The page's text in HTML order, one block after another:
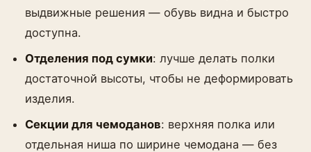
выдвижные решения — обувь видна и быстро
доступна.
Отделения под сумки: лучше делать полки
достаточной высоты, чтобы не деформировать
изделия.
Секции для чемоданов: верхняя полка или
отдельная ниша по ширине чемодана — без